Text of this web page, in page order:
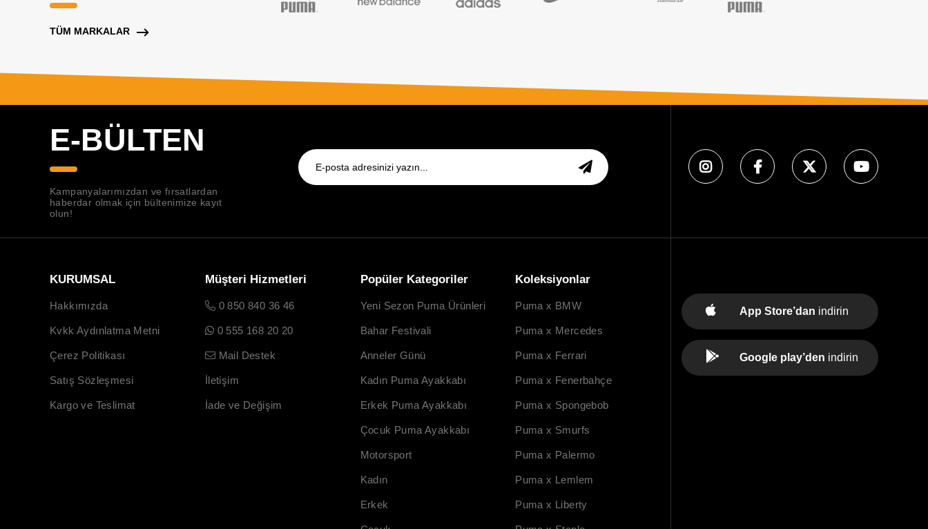
TÜM MARKALAR
E-BÜLTEN
Kampanyalarımızdan ve fırsatlardan
haberdar olmak için bültenimize kayıt
olun!
KURUMSAL
Hakkımızda
Kvkk Aydınlatma Metni
Çerez Politikası
Satış Sözleşmesi
Kargo ve Teslimat
Müşteri Hizmetleri
0 850 840 36 46
0 555 168 20 20
Mail Destek
İletişim
İade ve Değişim
Popüler Kategoriler
Yeni Sezon Puma Ürünleri
Bahar Festivali
Anneler Günü
Kadın Puma Ayakkabı
Erkek Puma Ayakkabı
Çocuk Puma Ayakkabı
Motorsport
Kadın
Erkek
Koleksiyonlar
Puma x BMW
Puma x Mercedes
Puma x Ferrari
Puma x Fenerbahçe
Puma x Spongebob
Puma x Smurfs
Puma x Palermo
Puma x Lemlem
Puma x Liberty
App Store’dan indirin
Google play’den indirin